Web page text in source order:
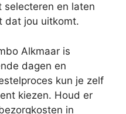
selecteren en laten
dat jou uitkomt.
Alkmaar is
dagen en
kun je zelf
kiezen. Houd er
in